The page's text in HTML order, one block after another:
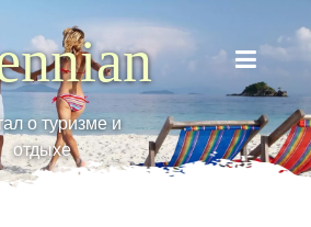
о туризме и
отдыхе